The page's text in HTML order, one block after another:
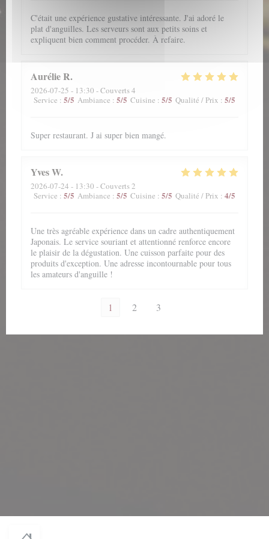
C'était une expérience gustative intéressante. J'ai adoré le
plat d'anguilles. Les serveurs sont aux petits soins et
expliquent bien comment procéder. À refaire.
AurélieR
2026-07-25 - 13:30 - Couverts 4
Service : 5/5 Ambiance : 5/5 Cuisine : 5/5 Qualité / Prix : 5/5
Super restaurant. J ai super bien mangé.
YvesW
2026-07-24 - 13:30 - Couverts 2
Service : 5/5 Ambiance : 5/5 Cuisine : 5/5 Qualité / Prix : 4/5
Une très agréable expérience dans un cadre authentiquement
Japonais. Le service souriant et attentionné renforce encore
le plaisir de la dégustation. Une cuisson parfaite pour des
produits d'exception. Une adresse incontournable pour tous
les amateurs d'anguille !
1 2 3